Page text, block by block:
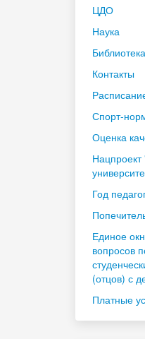
ЦДО
Наука
Библиотека
Контакты
Спорт-
Оценка
Нацпроект
Год
Единое
вопросов
(отцов) с
Платные